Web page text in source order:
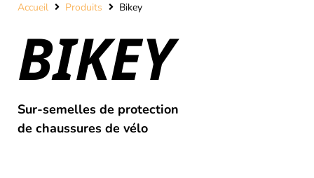
Accueil Produits Bikey
BIKEY
Sur-semelles de protection
de chaussures de vélo